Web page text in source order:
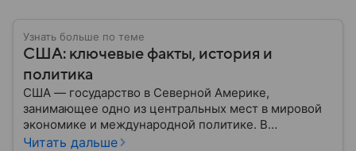
Узнать больше по теме
США: ключевые факты, история и
политика
США — государство в Северной Америке,
занимающее одно из центральных мест в мировой
экономике и международной политике. В
материале — основные сведения об этой стране.
Читать дальше